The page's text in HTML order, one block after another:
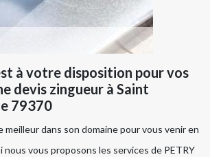
à votre disposition pour vos
devis zingueur à Saint
79370
meilleur dans son domaine pour vous venir en
nous vous proposons les services de PETRY